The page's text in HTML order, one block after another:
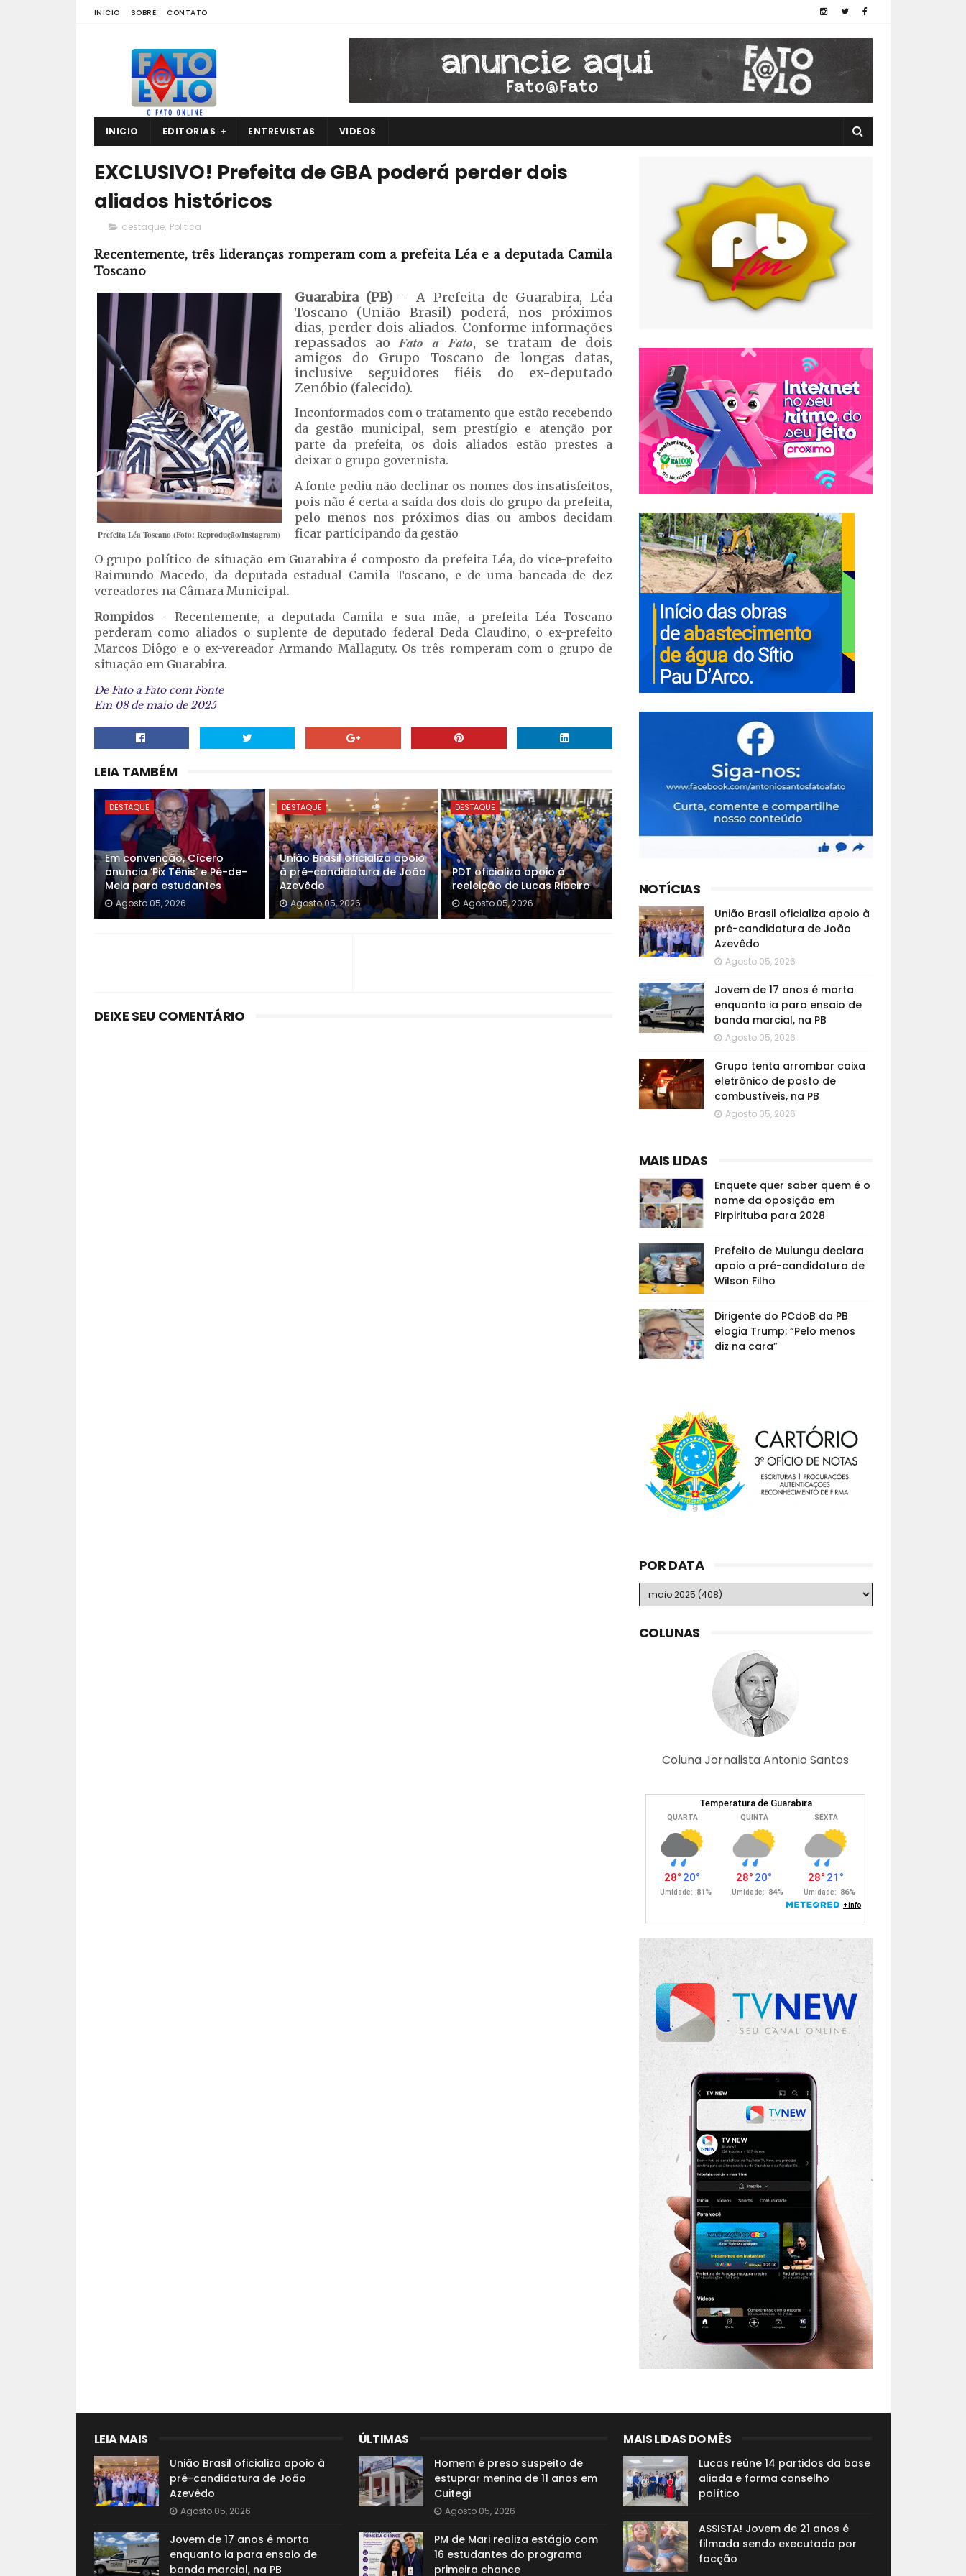
INICIO SOBRE CONTATO
INICIO EDITORIAS ENTREVISTAS VIDEOS
EXCLUSIVO! Prefeita de GBA poderá perder dois
aliados históricos
destaque, Politica
Recentemente, três lideranças romperam com a prefeita Léa e a deputada Camila
Toscano
Prefeita Léa Toscano (Foto: Reprodução/Instagram)
Guarabira (PB) - A Prefeita de Guarabira, Léa
Toscano (União Brasil) poderá, nos próximos
dias, perder dois aliados. Conforme informações
repassados ao Fato a Fato, se tratam de dois
amigos do Grupo Toscano de longas datas,
inclusive seguidores fiéis do ex-deputado
Zenóbio (falecido).
Inconformados com o tratamento que estão recebendo
da gestão municipal, sem prestígio e atenção por
parte da prefeita, os dois aliados estão prestes a
deixar o grupo governista.
A fonte pediu não declinar os nomes dos insatisfeitos,
pois não é certa a saída dos dois do grupo da prefeita,
pelo menos nos próximos dias ou ambos decidam
ficar participando da gestão
O grupo político de situação em Guarabira é composto da prefeita Léa, do vice-prefeito
Raimundo Macedo, da deputada estadual Camila Toscano, e de uma bancada de dez
vereadores na Câmara Municipal.
Rompidos- Recentemente, a deputada Camila e sua mãe, a prefeita Léa Toscano
perderam como aliados o suplente de deputado federal Deda Claudino, o ex-prefeito
Marcos Diôgo e o ex-vereador Armando Mallaguty. Os três romperam com o grupo de
situação em Guarabira.
De Fato a Fato com Fonte
Em 08 de maio de 2025
LEIA TAMBÉM
DESTAQUE
Em convenção, Cícero
anuncia ‘Pix Tênis’ e Pé-de-
Meia para estudantes
Agosto 05, 2026
DESTAQUE
União Brasil oficializa apoio
à pré-candidatura de João
Azevêdo
Agosto 05, 2026
DESTAQUE
PDT oficializa apoio à
reeleição de Lucas Ribeiro
Agosto 05, 2026
DEIXE SEU COMENTÁRIO
NOTÍCIAS
União Brasil oficializa apoio à
pré-candidatura de João
Azevêdo
Agosto 05, 2026
Jovem de 17 anos é morta
enquanto ia para ensaio de
banda marcial, na PB
Agosto 05, 2026
Grupo tenta arrombar caixa
eletrônico de posto de
combustíveis, na PB
Agosto 05, 2026
MAIS LIDAS
Enquete quer saber quem é o
nome da oposição em
Pirpirituba para 2028
Prefeito de Mulungu declara
apoio a pré-candidatura de
Wilson Filho
Dirigente do PCdoB da PB
elogia Trump: “Pelo menos
diz na cara”
POR DATA
COLUNAS
Coluna Jornalista Antonio Santos
LEIA MAIS
União Brasil oficializa apoio à
pré-candidatura de João
Azevêdo
Agosto 05, 2026
Jovem de 17 anos é morta
enquanto ia para ensaio de
banda marcial, na PB
ÚLTIMAS
Homem é preso suspeito de
estuprar menina de 11 anos em
Cuitegi
Agosto 05, 2026
PM de Mari realiza estágio com
16 estudantes do programa
primeira chance
MAIS LIDAS DO MÊS
Lucas reúne 14 partidos da base
aliada e forma conselho
político
ASSISTA! Jovem de 21 anos é
filmada sendo executada por
facção